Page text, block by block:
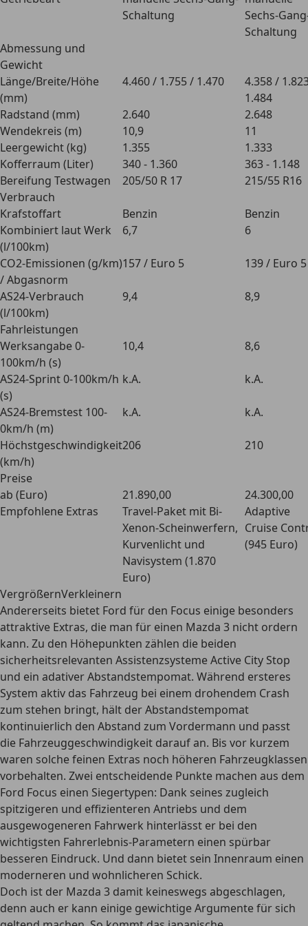
Schaltung
Sechs-
Schaltung
Abmessung und
Gewicht
Länge/Breite/Höhe
(mm)
4.460 / 1.755 / 1.470
4.358 /
1.484
Radstand (mm)
2.640
2.648
Wendekreis (m)
10,9
11
Leergewicht (kg)
1.355
1.333
Kofferraum (Liter)
340 - 1.360
363 - 1.148
Bereifung Testwagen
205/50 R 17
215/55 R16
Verbrauch
Krafstoffart
Benzin
Benzin
Kombiniert laut Werk
(l/100km)
6,7 6
CO2-Emissionen (g/km)
/ Abgasnorm
157 / Euro 5 139 / Euro 5
AS24-Verbrauch
(l/100km)
9,4 8,9
Fahrleistungen
Werksangabe 0-
100km/h (s)
10,4 8,6
AS24-Sprint 0-100km/h
(s)
k.A. k.A.
AS24-Bremstest 100-
0km/h (m)
k.A. k.A.
Höchstgeschwindigkeit
(km/h)
206 210
Preise
ab (Euro)
21.890,00
24.300,00
Empfohlene Extras
Travel-Paket mit Bi-
Xenon-Scheinwerfern,
Kurvenlicht und
Navisystem (1.870
Euro)
Adaptive
Cruise
(945 Euro)
VergrößernVerkleinern
Andererseits bietet Ford für den Focus einige besonders
attraktive Extras, die man für einen Mazda 3 nicht ordern
kann. Zu den Höhepunkten zählen die beiden
sicherheitsrelevanten Assistenzsysteme Active City Stop
und ein adativer Abstandstempomat. Während ersteres
System aktiv das Fahrzeug bei einem drohendem Crash
zum stehen bringt, hält der Abstandstempomat
kontinuierlich den Abstand zum Vordermann und passt
die Fahrzeuggeschwindigkeit darauf an. Bis vor kurzem
waren solche feinen Extras noch höheren Fahrzeugklassen
vorbehalten. Zwei entscheidende Punkte machen aus dem
Ford Focus einen Siegertypen: Dank seines zugleich
spitzigeren und effizienteren Antriebs und dem
ausgewogeneren Fahrwerk hinterlässt er bei den
wichtigsten Fahrerlebnis-Parametern einen spürbar
besseren Eindruck. Und dann bietet sein Innenraum einen
moderneren und wohnlicheren Schick.
Doch ist der Mazda 3 damit keineswegs abgeschlagen,
denn auch er kann einige gewichtige Argumente für sich